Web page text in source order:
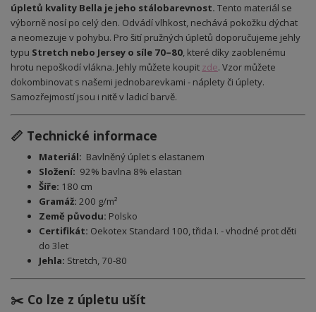
úpletů kvality Bella je jeho stálobarevnost. Tento materiál se
výborně nosí po celý den. Odvádí vlhkost, nechává pokožku dýchat
a neomezuje v pohybu. Pro šití pružných úpletů doporučujeme jehly
typu Stretch nebo Jersey o síle 70–80 , které díky zaoblenému
hrotu nepoškodí vlákna. Jehly můžete koupit zde. Vzor můžete
dokombinovat s našemi jednobarevkami - náplety či úplety.
Samozřejmostí jsou i nitě v ladicí barvě.
📏 Technické informace
Materiál: Bavlněný úplet s elastanem
Složení: 92% bavlna 8% elastan
Šíře: 180 cm
Gramáž: 200 g/m²
Země původu: Polsko
Certifikát: Oekotex Standard 100, třida I. - vhodné prot děti
do 3let
Jehla: Stretch, 70-80
✂️ Co lze z úpletu ušít